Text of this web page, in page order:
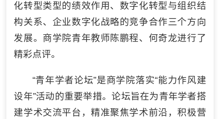
化转型类型的绩效作用、数字化转型与组织结
构关系、企业数字化战略的竞争合作三个方向
发展。商学院青年教师陈鹏程、何奇龙进行了
精彩点评。
“青年学者论坛”是商学院落实“能力作风建
设年”活动的重要举措。论坛旨在为青年学者搭
建学术交流平台，精准聚焦学术前沿，积极营